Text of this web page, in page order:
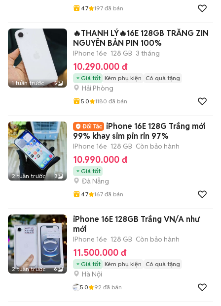
4.7 197 đã bán
1 tuần trước 5
🔥THANH LÝ🔥16E 128GB TRẮNG ZIN
NGUYÊN BẢN PIN 100%
IPhone 16e 128 GB 3 tháng
10.290.000 đ
Giá tốt Kèm phụ kiện Có quà tặng
Hải Phòng
5.0 1180 đã bán
2 tuần trước 3
iPhone 16E 128G Trắng mới
99% khay sim pin rin 97%
IPhone 16e 128 GB Còn bảo hành
10.990.000 đ
Giá tốt
Đà Nẵng
4.7 167 đã bán
2 tuần trước 6
iPhone 16E 128GB Trắng VN/A như
mới
IPhone 16e 128 GB Còn bảo hành
11.500.000 đ
Giá tốt Kèm phụ kiện Có quà tặng
Hà Nội
5.0 92 đã bán